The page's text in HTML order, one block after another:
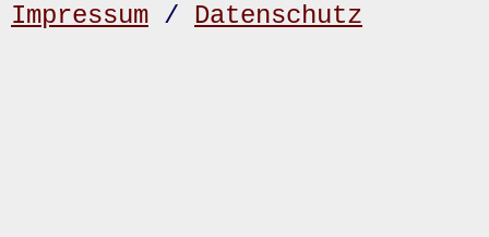
Impressum / Datenschutz